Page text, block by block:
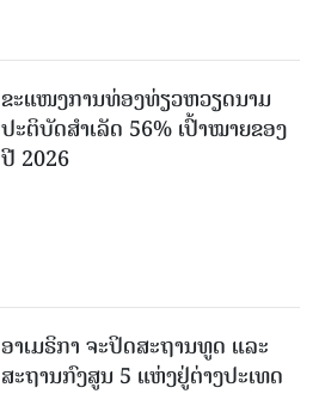
ຂະ​ແໜງ​ການ​ທ່ອງ​ທ່ຽວຫວຽດນາມ ​
ປະ​ຕິ​ບັດ​ສຳ​ເລັດ 56% ເປົ້າ​ໝາຍຂອງ
ປີ 2026
ອາເມຣິກາ ຈະປິດສະຖານທູດ ແ​ລະ
ສະຖານກົງສູນ 5 ແຫ່ງ​ຢູ່​ຕ່າງ​ປະ​ເທດ